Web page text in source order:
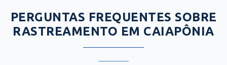
PERGUNTAS FREQUENTES SOBRE
RASTREAMENTO EM CAIAPÔNIA